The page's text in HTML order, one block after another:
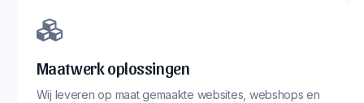
Maatwerk oplossingen
Wij leveren op maat gemaakte websites, webshops en